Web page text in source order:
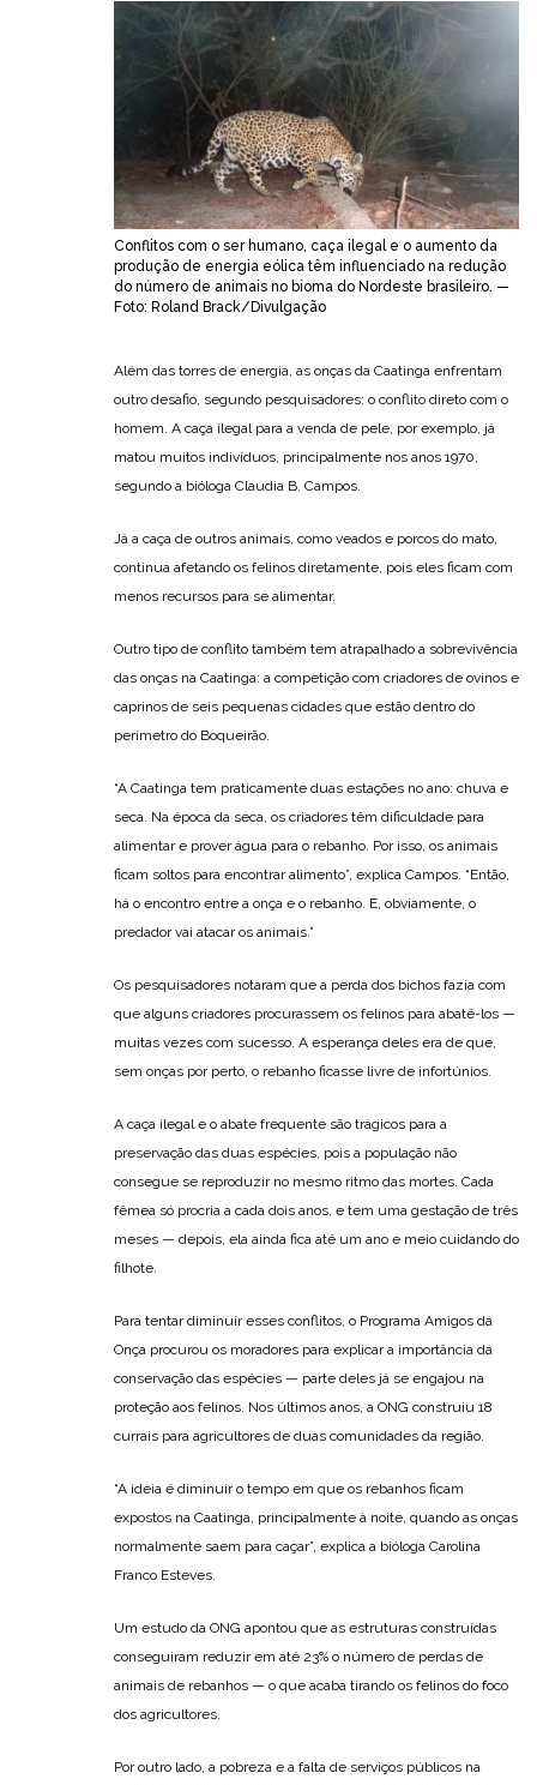
Conflitos com o ser humano, caça ilegal e o aumento da
produção de energia eólica têm influenciado na redução
do número de animais no bioma do Nordeste brasileiro. —
Foto: Roland Brack/Divulgação
Além das torres de energia, as onças da Caatinga enfrentam
outro desafio, segundo pesquisadores: o conflito direto com o
homem. A caça ilegal para a venda de pele, por exemplo, já
matou muitos indivíduos, principalmente nos anos 1970,
segundo a bióloga Claudia B. Campos.
Já a caça de outros animais, como veados e porcos do mato,
continua afetando os felinos diretamente, pois eles ficam com
menos recursos para se alimentar.
Outro tipo de conflito também tem atrapalhado a sobrevivência
das onças na Caatinga: a competição com criadores de ovinos e
caprinos de seis pequenas cidades que estão dentro do
perímetro do Boqueirão.
“A Caatinga tem praticamente duas estações no ano: chuva e
seca. Na época da seca, os criadores têm dificuldade para
alimentar e prover água para o rebanho. Por isso, os animais
ficam soltos para encontrar alimento”, explica Campos. “Então,
há o encontro entre a onça e o rebanho. E, obviamente, o
predador vai atacar os animais.”
Os pesquisadores notaram que a perda dos bichos fazia com
que alguns criadores procurassem os felinos para abatê-los —
muitas vezes com sucesso. A esperança deles era de que,
sem onças por perto, o rebanho ficasse livre de infortúnios.
A caça ilegal e o abate frequente são trágicos para a
preservação das duas espécies, pois a população não
consegue se reproduzir no mesmo ritmo das mortes. Cada
fêmea só procria a cada dois anos, e tem uma gestação de três
meses — depois, ela ainda fica até um ano e meio cuidando do
filhote.
Para tentar diminuir esses conflitos, o Programa Amigos da
Onça procurou os moradores para explicar a importância da
conservação das espécies — parte deles já se engajou na
proteção aos felinos. Nos últimos anos, a ONG construiu 18
currais para agricultores de duas comunidades da região.
“A ideia é diminuir o tempo em que os rebanhos ficam
expostos na Caatinga, principalmente à noite, quando as onças
normalmente saem para caçar”, explica a bióloga Carolina
Franco Esteves.
Um estudo da ONG apontou que as estruturas construídas
conseguiram reduzir em até 23% o número de perdas de
animais de rebanhos — o que acaba tirando os felinos do foco
dos agricultores.
Por outro lado, a pobreza e a falta de serviços públicos na